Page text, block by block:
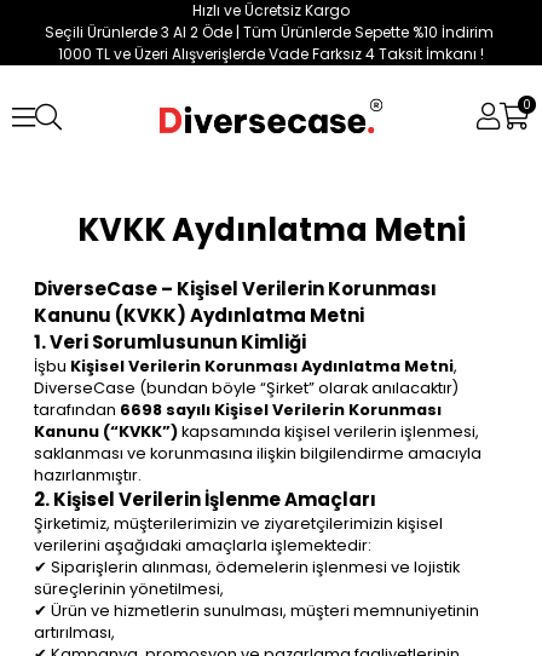
Hızlı ve Ücretsiz Kargo
Seçili Ürünlerde 3 Al 2 Öde | Tüm Ürünlerde Sepette %10 İndirim
1000 TL ve Üzeri Alışverişlerde Vade Farksız 4 Taksit İmkanı !
0
KVKK Aydınlatma Metni
DiverseCase – Kişisel Verilerin Korunması
Kanunu (KVKK) Aydınlatma Metni
1. Veri Sorumlusunun Kimliği
İşbu Kişisel Verilerin Korunması Aydınlatma Metni,
DiverseCase (bundan böyle “Şirket” olarak anılacaktır)
tarafından 6698 sayılı Kişisel Verilerin Korunması
Kanunu (“KVKK”)kapsamında kişisel verilerin işlenmesi,
saklanması ve korunmasına ilişkin bilgilendirme amacıyla
hazırlanmıştır.
2. Kişisel Verilerin İşlenme Amaçları
Şirketimiz, müşterilerimizin ve ziyaretçilerimizin kişisel
verilerini aşağıdaki amaçlarla işlemektedir:
✔ Siparişlerin alınması, ödemelerin işlenmesi ve lojistik
süreçlerinin yönetilmesi,
✔ Ürün ve hizmetlerin sunulması, müşteri memnuniyetinin
artırılması,